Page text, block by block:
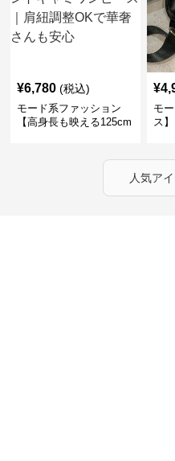
¥6,780 (税込)
モード系ファッション
【高身長も映える125cm
OKで華奢さんも安心
¥
モ
ス
人気ア